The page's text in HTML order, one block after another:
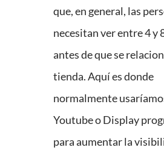
que, en general, las
necesitan ver entre 4 y
antes de que se
tienda. Aquí es donde
normalmente
Youtube o Display
para aumentar la